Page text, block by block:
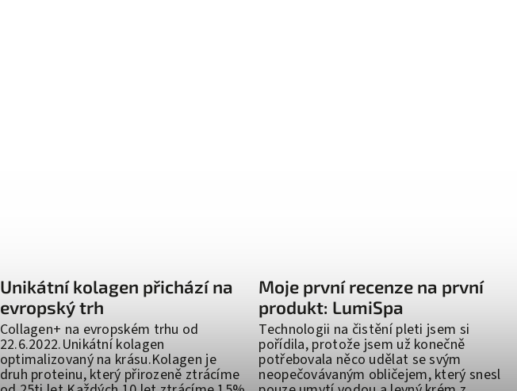
Unikátní kolagen přichází na
evropský trh
Collagen+ na evropském trhu od
22.6.2022.Unikátní kolagen
optimalizovaný na krásu.Kolagen je
druh proteinu, který přirozeně ztrácíme
Moje první recenze na první
produkt: LumiSpa
Technologii na čistění pleti jsem si
pořídila, protože jsem už konečně
potřebovala něco udělat se svým
neopečovávaným obličejem, který snesl